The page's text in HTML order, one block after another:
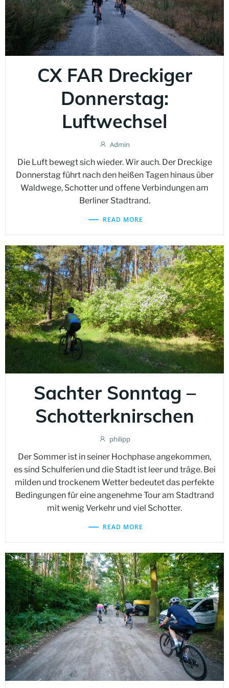
CX FAR Dreckiger
Donnerstag:
Luftwechsel
Admin
Die Luft bewegt sich wieder. Wir auch. Der Dreckige
Donnerstag führt nach den heißen Tagen hinaus über
Waldwege, Schotter und offene Verbindungen am
Berliner Stadtrand.
READ MORE
Sachter Sonntag –
Schotterknirschen
philipp
Der Sommer ist in seiner Hochphase angekommen,
es sind Schulferien und die Stadt ist leer und träge. Bei
milden und trockenem Wetter bedeutet das perfekte
Bedingungen für eine angenehme Tour am Stadtrand
mit wenig Verkehr und viel Schotter.
READ MORE